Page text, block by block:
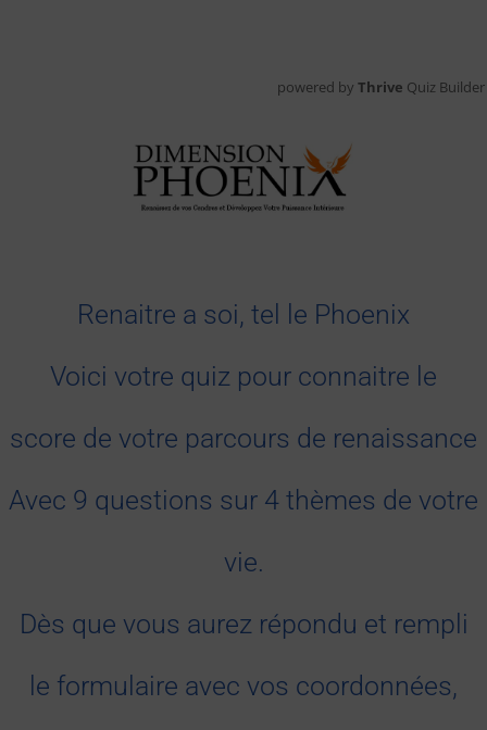
powered by Thrive Quiz Builder
Renaitre a soi, tel le Phoenix
Voici votre quiz pour connaitre le
score de votre parcours de renaissance
Avec 9 questions sur 4 thèmes de votre
vie.
Dès que vous aurez répondu et rempli
le formulaire avec vos coordonnées,